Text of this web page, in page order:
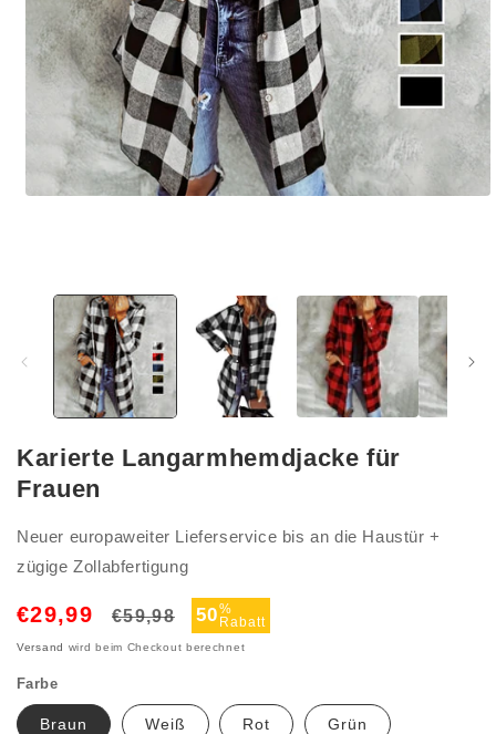
Karierte Langarmhemdjacke für
Frauen
Neuer europaweiter Lieferservice bis an die Haustür +
zügige Zollabfertigung
€29,99
Normaler
€59,98 Verkaufspreis
50%
Rabatt
Versand wird beim Checkout berechnet
Farbe
Braun Weiß Rot Grün